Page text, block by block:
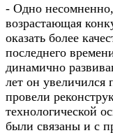
- Одно
возрастающая
оказать более
последнего
динамично
лет он
провели
технологической
были связаны и с